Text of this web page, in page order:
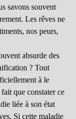
savons souvent
Les rêves ne
nos peurs,
absurde des
? Tout
à le
que constater ce
liée à son état
Si cette maladie